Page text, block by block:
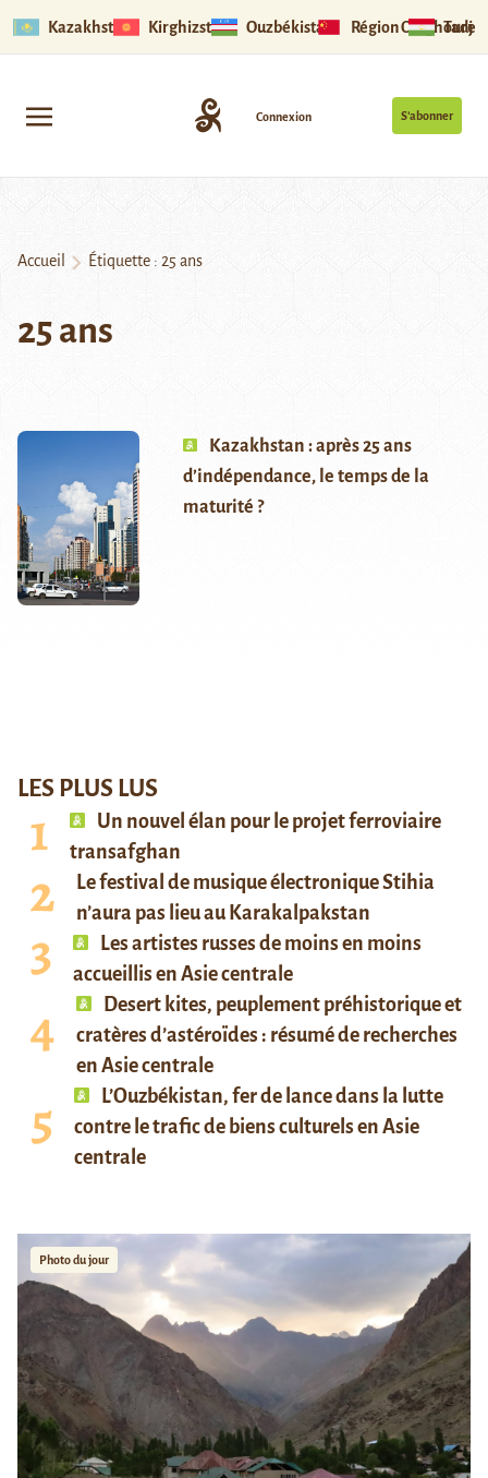
Kazakhstan Kirghizstan Ouzbékistan Région Ouïghoure
S’abonner
Connexion
Accueil Étiquette : 25 ans
25 ans
Kazakhstan : après 25 ans
d’indépendance, le temps de la
maturité ?
LES PLUS LUS
Un nouvel élan pour le projet ferroviaire
transafghan
Le festival de musique électronique Stihia
n’aura pas lieu au Karakalpakstan
Les artistes russes de moins en moins
accueillis en Asie centrale
Desert kites, peuplement préhistorique et
cratères d’astéroïdes : résumé de recherches
en Asie centrale
L’Ouzbékistan, fer de lance dans la lutte
contre le trafic de biens culturels en Asie
centrale
Photo du jour